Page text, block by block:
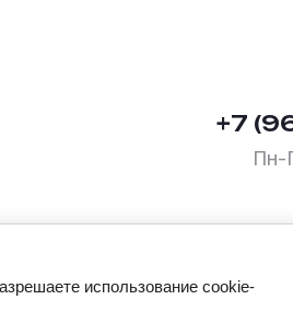
+7
Пн-
Политика
использование cookie-